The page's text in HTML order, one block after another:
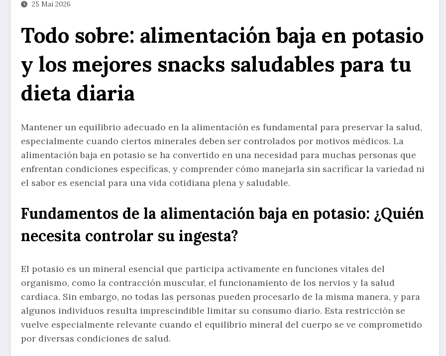
25 Mai 2026
Todo sobre: alimentación baja en potasio
y los mejores snacks saludables para tu
dieta diaria
Mantener un equilibrio adecuado en la alimentación es fundamental para preservar la salud,
especialmente cuando ciertos minerales deben ser controlados por motivos médicos. La
alimentación baja en potasio se ha convertido en una necesidad para muchas personas que
enfrentan condiciones específicas, y comprender cómo manejarla sin sacrificar la variedad ni
el sabor es esencial para una vida cotidiana plena y saludable.
Fundamentos de la alimentación baja en potasio: ¿Quién
necesita controlar su ingesta?
El potasio es un mineral esencial que participa activamente en funciones vitales del
organismo, como la contracción muscular, el funcionamiento de los nervios y la salud
cardíaca. Sin embargo, no todas las personas pueden procesarlo de la misma manera, y para
algunos individuos resulta imprescindible limitar su consumo diario. Esta restricción se
vuelve especialmente relevante cuando el equilibrio mineral del cuerpo se ve comprometido
por diversas condiciones de salud.